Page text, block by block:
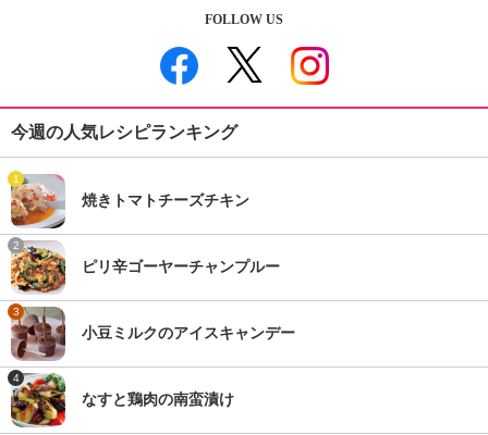
FOLLOW US
今週の人気レシピランキング
1
焼きトマトチーズチキン
2
ピリ辛ゴーヤーチャンプルー
3
小豆ミルクのアイスキャンデー
4
なすと鶏肉の南蛮漬け